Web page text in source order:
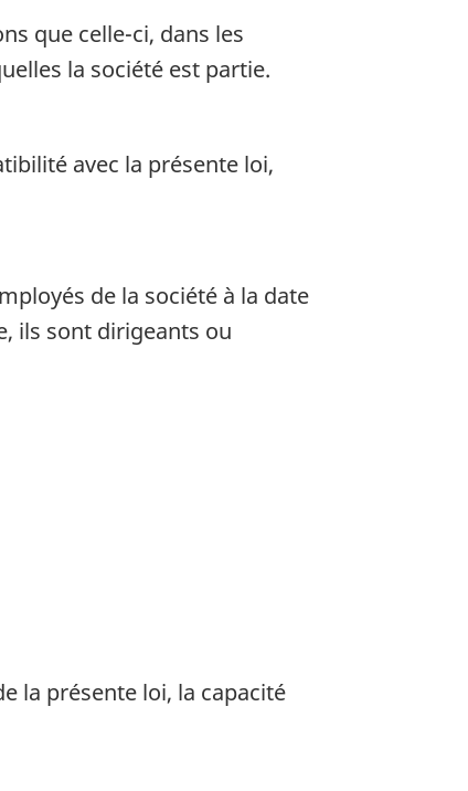
que celle-ci, dans les
la société est partie.
avec la présente loi,
de la société à la date
ils sont dirigeants ou
la présente loi, la capacité